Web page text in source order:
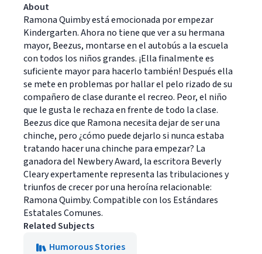
About
Ramona Quimby está emocionada por empezar
Kindergarten. Ahora no tiene que ver a su hermana
mayor, Beezus, montarse en el autobús a la escuela
con todos los niños grandes. ¡Ella finalmente es
suficiente mayor para hacerlo también! Después ella
se mete en problemas por hallar el pelo rizado de su
compañero de clase durante el recreo. Peor, el niño
que le gusta le rechaza en frente de todo la clase.
Beezus dice que Ramona necesita dejar de ser una
chinche, pero ¿cómo puede dejarlo si nunca estaba
tratando hacer una chinche para empezar? La
ganadora del Newbery Award, la escritora Beverly
Cleary expertamente representa las tribulaciones y
triunfos de crecer por una heroína relacionable:
Ramona Quimby. Compatible con los Estándares
Estatales Comunes.
Related Subjects
Humorous Stories